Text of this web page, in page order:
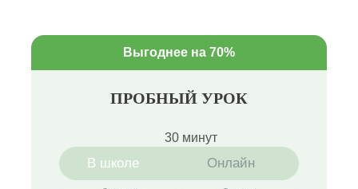
Выгоднее на 70%
ПРОБНЫЙ УРОК
30 минут
В школе Онлайн